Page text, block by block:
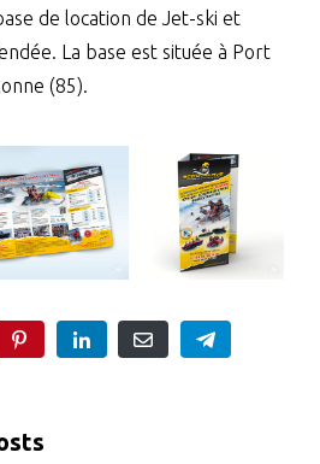
de location de Jet-ski et
La base est située à Port
(85).